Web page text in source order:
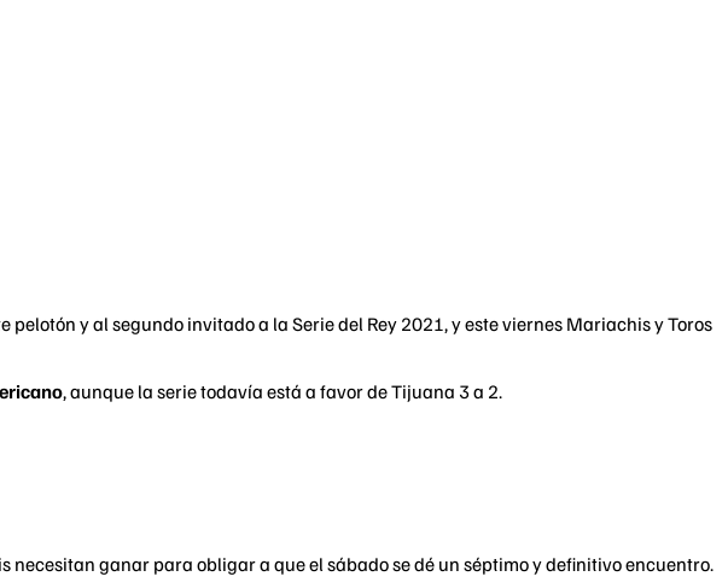
y al segundo invitado a la Serie del Rey 2021, y este viernes Mariachis y Toros
, aunque la serie todavía está a favor de Tijuana 3 a 2.
necesitan ganar para obligar a que el sábado se dé un séptimo y definitivo encuentro.